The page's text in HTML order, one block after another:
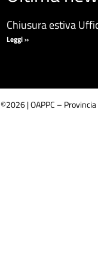
Chiusura estiva
Leggi »
©2026 | OAPPC –